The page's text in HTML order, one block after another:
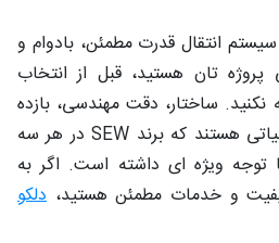
انتقال قدرت مطمئن، بادوام و
پروژه‌ تان هستید، قبل از انتخاب
ساختار، دقت مهندسی، بازده
عملیاتی و شرایط کاری جزئیاتی هستند که برند SEW در هر سه
ویژه‌ ای داشته است. اگر به
و خدمات مطمئن هستید، دلکو